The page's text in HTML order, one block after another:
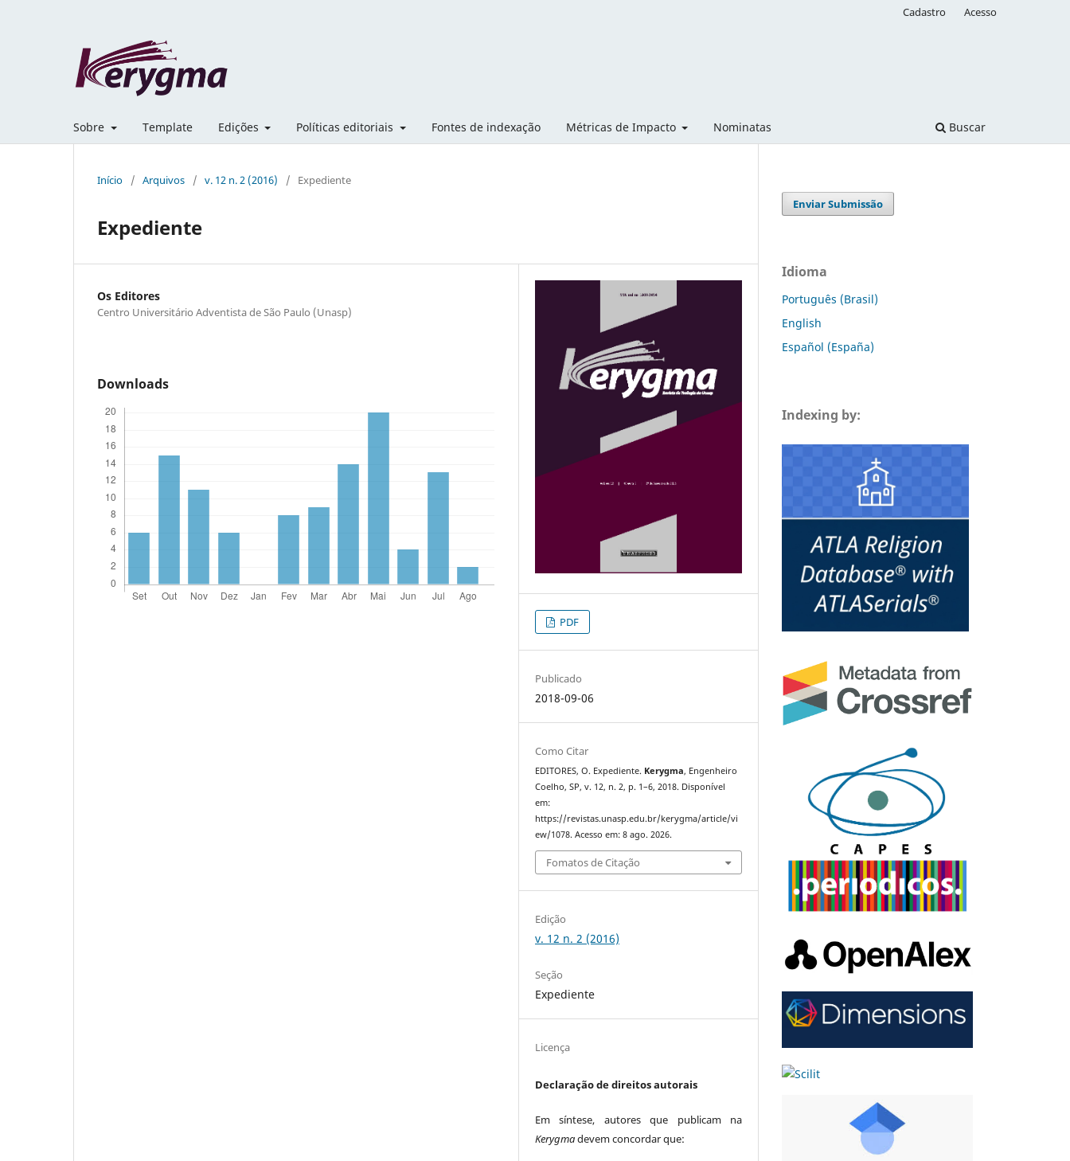
Sobre Template Edições Políticas editoriais Fontes de indexação Métricas de Impacto Nominatas Buscar
Cadastro Acesso
Início / Arquivos / v. 12 n. 2 (2016) / Expediente
Expediente
Os Editores
Centro Universitário Adventista de São Paulo (Unasp)
Downloads
PDF
Publicado
2018-09-06
Como Citar
EDITORES, O. Expediente. Kerygma, Engenheiro
Coelho, SP, v. 12, n. 2, p. 1–6, 2018. Disponível
em:
https://revistas.unasp.edu.br/kerygma/article/vi
ew/1078. Acesso em: 8 ago. 2026.
Fomatos de Citação
Edição
v. 12 n. 2 (2016)
Seção
Expediente
Licença
Declaração de direitos autorais
Em síntese, autores que publicam na
Kerygmadevem concordar que:
Enviar Submissão
Idioma
Português (Brasil)
English
Español (España)
Indexing by: